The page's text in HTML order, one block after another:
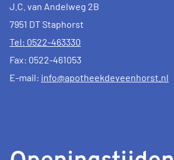
J.C. van Andelweg 2B
7951 DT Staphorst
Tel: 0522-463330
Fax: 0522-461053
E-mail: info@apotheekdeveenhorst.nl